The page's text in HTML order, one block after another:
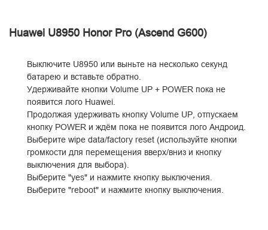
Huawei U8950 Honor Pro (Ascend G600)
Выключите U8950 или выньте на несколько секунд
батарею и вставьте обратно.
Удерживайте кнопки Volume UP + POWER пока не
появится лого Huawei.
Продолжая удерживать кнопку Volume UP, отпускаем
кнопку POWER и ждём пока не появится лого Андроид.
Выберите wipe data/factory reset (используйте кнопки
громкости для перемещения вверх/вниз и кнопку
выключения для выбора).
Выберите "yes" и нажмите кнопку выключения.
Выберите "reboot" и нажмите кнопку выключения.